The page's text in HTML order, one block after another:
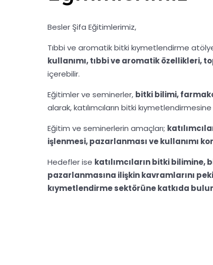
Besler Şifa Eğitimlerimiz,
Tıbbi ve aromatik bitki kıymetlendirme
kullanımı, tıbbi ve aromatik özellikleri,
içerebilir.
Eğitimler ve seminerler, bitki bilimi,
alarak, katılımcıların bitki
Eğitim ve seminerlerin amaçları;
işlenmesi, pazarlanması ve kullanımı
Hedefler ise katılımcıların bitki
pazarlanmasına ilişkin kavramlarını
kıymetlendirme sektörüne katkıda